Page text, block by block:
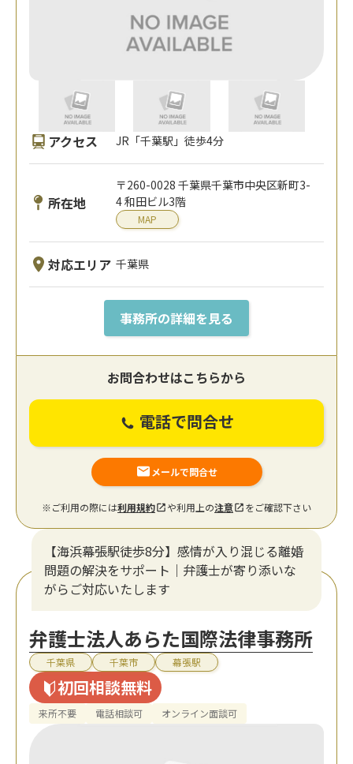
アクセス JR「千葉駅」徒歩4分
所在地
〒260-0028 千葉県千葉市中央区新町3-
4 和田ビル3階
MAP
対応エリア 千葉県
事務所の詳細を見る
お問合わせはこちらから
電話で問合せ
メールで問合せ
※ご利用の際には利用規約 や利用上の注意 をご確認下さい
【海浜幕張駅徒歩8分】感情が入り混じる離婚
問題の解決をサポート｜弁護士が寄り添いな
がらご対応いたします
弁護士法人あらた国際法律事務所
千葉県 千葉市 幕張駅
初回相談無料
来所不要 電話相談可 オンライン面談可